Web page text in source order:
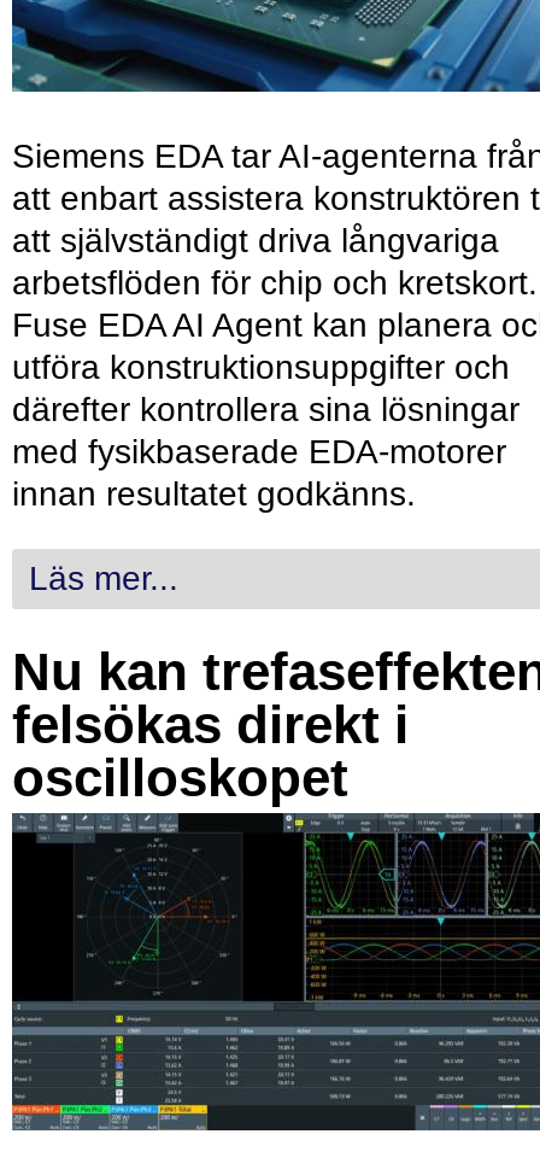
Siemens EDA tar AI-agenterna
att enbart assistera konstruktören
att självständigt driva långvariga
arbetsflöden för chip och kretskort.
Fuse EDA AI Agent kan planera
utföra konstruktionsuppgifter och
därefter kontrollera sina lösningar
med fysikbaserade EDA-motorer
innan resultatet godkänns.
Läs mer...
Nu kan
felsökas direkt i
oscilloskopet